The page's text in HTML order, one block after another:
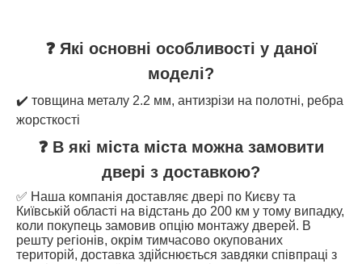
❓ Які основні особливості у даної
моделі?
✔️ товщина металу 2.2 мм, антизрізи на полотні, ребра
жорсткості
❓ В які міста міста можна замовити
двері з доставкою?
✅ Наша компанія доставляє двері по Києву та
Київській області на відстань до 200 км у тому випадку,
коли покупець замовив опцію монтажу дверей. В
решту регіонів, окрім тимчасово окупованих
територій, доставка здійснюється завдяки співпраці з